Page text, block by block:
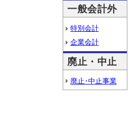
一般会計外
特別会計
企業会計
廃止・中止
廃止･中止事業